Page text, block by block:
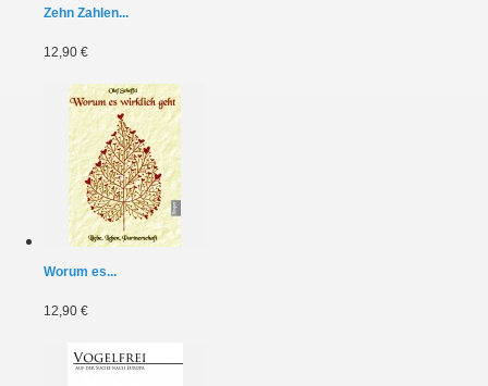
Zehn Zahlen...
12,90 €
Worum es...
12,90 €